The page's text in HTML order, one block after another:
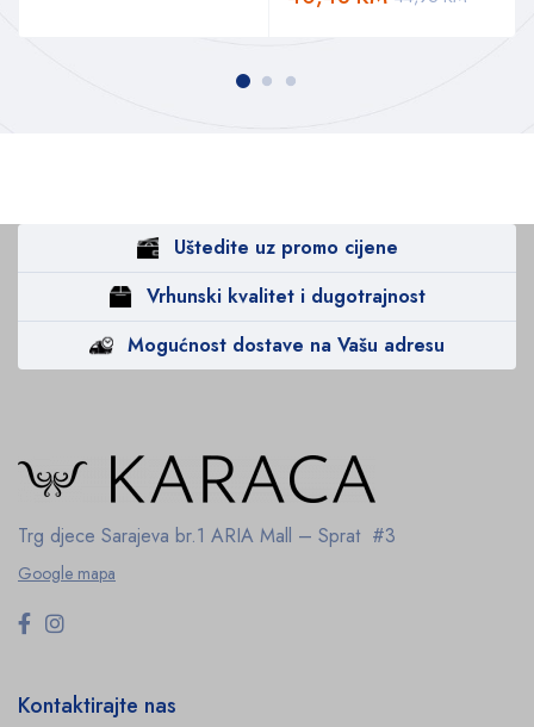
Uštedite uz promo cijene
Vrhunski kvalitet i dugotrajnost
Mogućnost dostave na Vašu adresu
Trg djece Sarajeva br.1 ARIA Mall – Sprat #3
Google mapa
Kontaktirajte nas